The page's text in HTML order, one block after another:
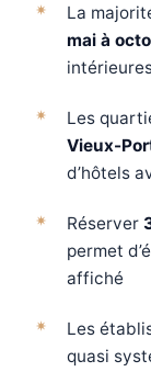
La
mai à
Les
Vieux-
d’hôtels
Réserver
permet
affiché
Les
quasi